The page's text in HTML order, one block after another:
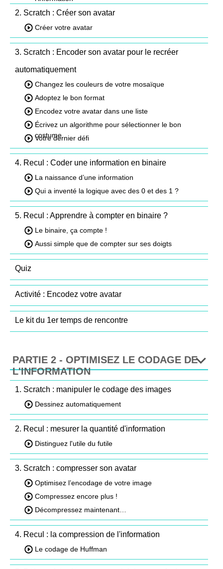
2. Scratch : Créer son avatar
Créer votre avatar
3. Scratch : Encoder son avatar pour le recréer
automatiquement
Changez les couleurs de votre mosaïque
Adoptez le bon format
Encodez votre avatar dans une liste
Écrivez un algorithme pour sélectionner le bon
costume
Votre dernier défi
4. Recul : Coder une information en binaire
La naissance d’une information
Qui a inventé la logique avec des 0 et des 1 ?
5. Recul : Apprendre à compter en binaire ?
Le binaire, ça compte !
Aussi simple que de compter sur ses doigts
Quiz
Activité : Encodez votre avatar
Le kit du 1er temps de rencontre
PARTIE 2 - OPTIMISEZ LE CODAGE DE
L'INFORMATION
1. Scratch : manipuler le codage des images
Dessinez automatiquement
2. Recul : mesurer la quantité d'information
Distinguez l'utile du futile
3. Scratch : compresser son avatar
Optimisez l’encodage de votre image
Compressez encore plus !
Décompressez maintenant…
4. Recul : la compression de l'information
Le codage de Huffman